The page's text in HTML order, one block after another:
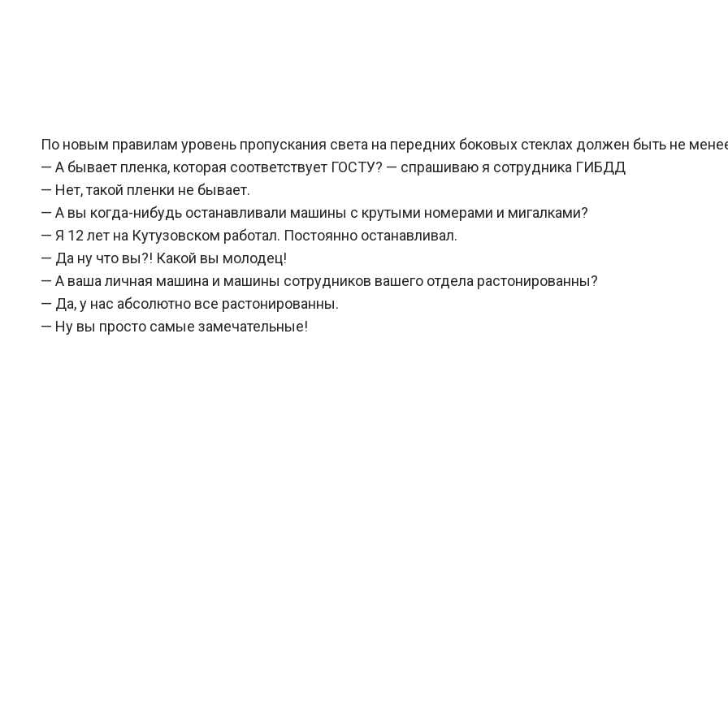
По новым правилам уровень пропускания света на передних боковых стеклах должен быть не
— А бывает пленка, которая соответствует ГОСТУ? — спрашиваю я сотрудника ГИБДД
— Нет, такой пленки не бывает.
— А вы когда-нибудь останавливали машины с крутыми номерами и мигалками?
— Я 12 лет на Кутузовском работал. Постоянно останавливал.
— Да ну что вы?! Какой вы молодец!
— А ваша личная машина и машины сотрудников вашего отдела растонированны?
— Да, у нас абсолютно все растонированны.
— Ну вы просто самые замечательные!